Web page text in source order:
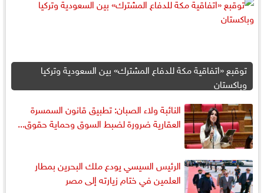
توقبع «اتفاقية مكة للدفاع المشترك» بين السعودية وتركيا
وباكستان
النائبة ولاء الصبان: تطبيق قانون السمسرة
العقارية ضرورة لضبط السوق وحماية حقوق...
الرئيس السيسي يودع ملك البحرين بمطار
العلمين في ختام زيارته إلى مصر